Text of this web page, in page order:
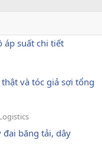
áp suất chi tiết
và tóc giả sợi tổng
đai băng tải, dây